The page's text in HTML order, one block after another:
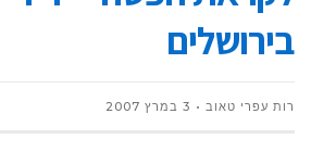
בירושלים
רות עפרי טאוב 3 במרץ 2007